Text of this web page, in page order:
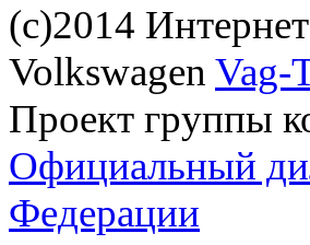
(с)2014
Volkswagen Vag-
Проект группы
Официальный
Федерации